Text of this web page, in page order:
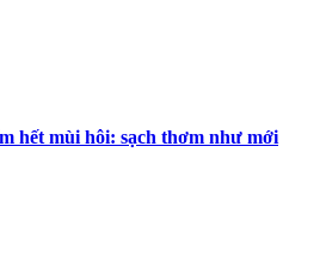
hết mùi hôi: sạch thơm như mới